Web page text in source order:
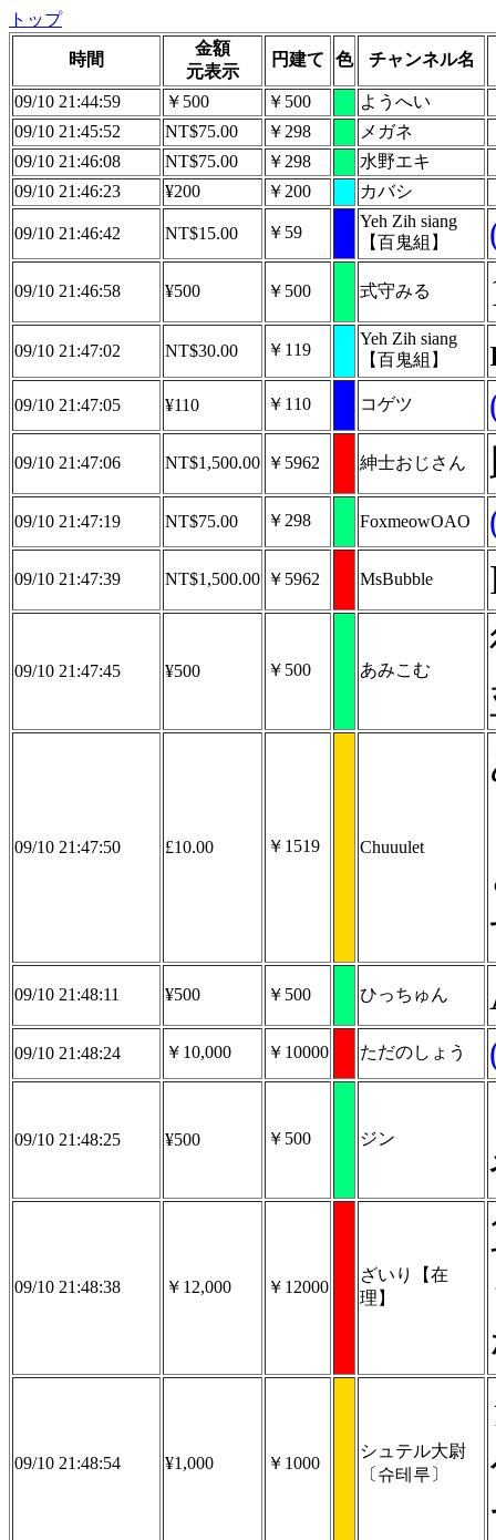
トップ
時間
金額
元表示
円建て 色 チャンネル名
09/10 21:44:59 ￥500 ￥500
ようへい
09/10 21:45:52
NT$75.00 ￥298
メガネ
09/10 21:46:08
NT$75.00 ￥298
水野エキ
09/10 21:46:23
¥200 ￥200 カバシ
09/10 21:46:42 NT$15.00 ￥59
Yeh Zih siang
【百鬼組】
09/10 21:46:58 ¥500 ￥500 式守みる
09/10 21:47:02 NT$30.00 ￥119
Yeh Zih siang
【百鬼組】
09/10 21:47:05 ¥110 ￥110 コゲツ
09/10 21:47:06 NT$1,500.00 ￥5962 紳士おじさん
09/10 21:47:19 NT$75.00 ￥298 FoxmeowOAO
09/10 21:47:39 NT$1,500.00 ￥5962 MsBubble
09/10 21:47:45 ¥500 ￥500 あみこむ
09/10 21:47:50 £10.00 ￥1519 Chuuulet
09/10 21:48:11 ¥500 ￥500 ひっちゅん
09/10 21:48:24 ￥10,000 ￥10000 ただのしょう
09/10 21:48:25 ¥500 ￥500 ジン
09/10 21:48:38 ￥12,000 ￥12000
ざいり【在
理】
09/10 21:48:54 ¥1,000 ￥1000
シュテル大尉
〔슈테루〕